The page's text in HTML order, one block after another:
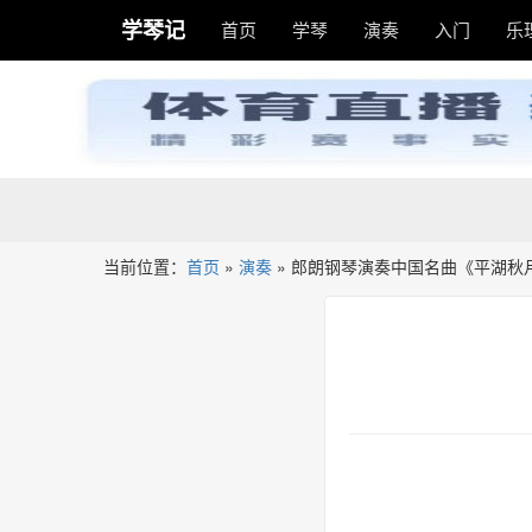
学琴记 首页 学琴 演奏 入门 乐
当前位置： 首页 » 演奏 » 郎朗钢琴演奏中国名曲《平湖秋